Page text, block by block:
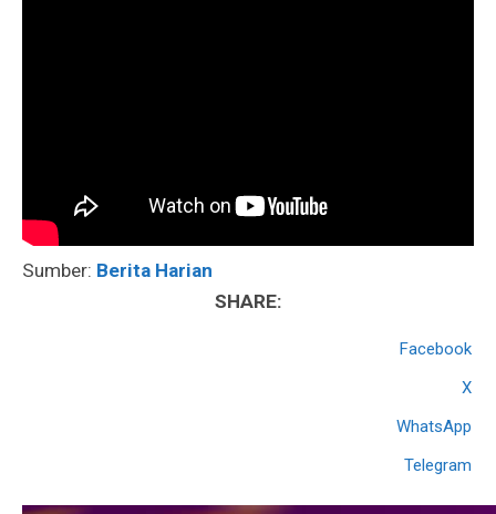
Sumber: Berita Harian
SHARE:
Facebook
X
WhatsApp
Telegram